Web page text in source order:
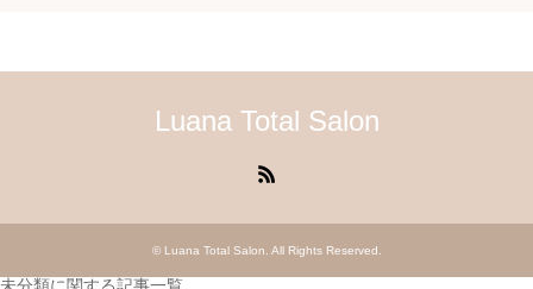
Luana Total Salon
© Luana Total Salon . All Rights Reserved.
未分類に関する記事一覧